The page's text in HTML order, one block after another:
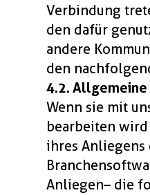
Verbindung
den dafür
andere
den
4.2.
Wenn sie mit
bearbeiten
ihres
Anliegen – die